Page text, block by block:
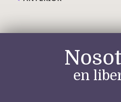
en